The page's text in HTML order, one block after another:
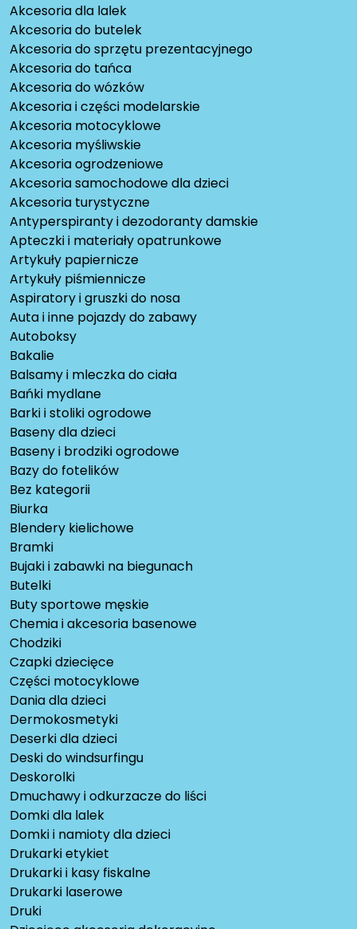
Akcesoria dla lalek
Akcesoria do butelek
Akcesoria do sprzętu prezentacyjnego
Akcesoria do tańca
Akcesoria do wózków
Akcesoria i części modelarskie
Akcesoria motocyklowe
Akcesoria myśliwskie
Akcesoria ogrodzeniowe
Akcesoria samochodowe dla dzieci
Akcesoria turystyczne
Antyperspiranty i dezodoranty damskie
Apteczki i materiały opatrunkowe
Artykuły papiernicze
Artykuły piśmiennicze
Aspiratory i gruszki do nosa
Auta i inne pojazdy do zabawy
Autoboksy
Bakalie
Balsamy i mleczka do ciała
Bańki mydlane
Barki i stoliki ogrodowe
Baseny dla dzieci
Baseny i brodziki ogrodowe
Bazy do fotelików
Bez kategorii
Biurka
Blendery kielichowe
Bramki
Bujaki i zabawki na biegunach
Butelki
Buty sportowe męskie
Chemia i akcesoria basenowe
Chodziki
Czapki dziecięce
Części motocyklowe
Dania dla dzieci
Dermokosmetyki
Deserki dla dzieci
Deski do windsurfingu
Deskorolki
Dmuchawy i odkurzacze do liści
Domki dla lalek
Domki i namioty dla dzieci
Drukarki etykiet
Drukarki i kasy fiskalne
Drukarki laserowe
Druki